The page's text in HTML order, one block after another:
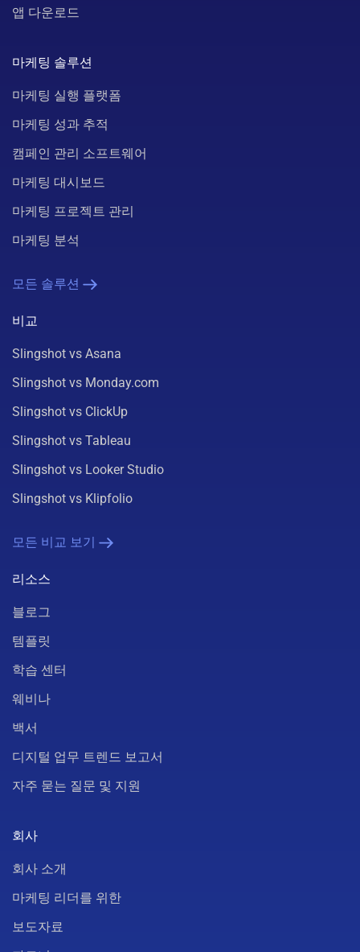
앱 다운로드
마케팅 솔루션
마케팅 실행 플랫폼
마케팅 성과 추적
캠페인 관리 소프트웨어
마케팅 대시보드
마케팅 프로젝트 관리
마케팅 분석
모든 솔루션
비교
Slingshot vs Asana
Slingshot vs Monday.com
Slingshot vs ClickUp
Slingshot vs Tableau
Slingshot vs Looker Studio
Slingshot vs Klipfolio
모든 비교 보기
리소스
블로그
템플릿
학습 센터
웨비나
백서
디지털 업무 트렌드 보고서
자주 묻는 질문 및 지원
회사
회사 소개
마케팅 리더를 위한
보도자료